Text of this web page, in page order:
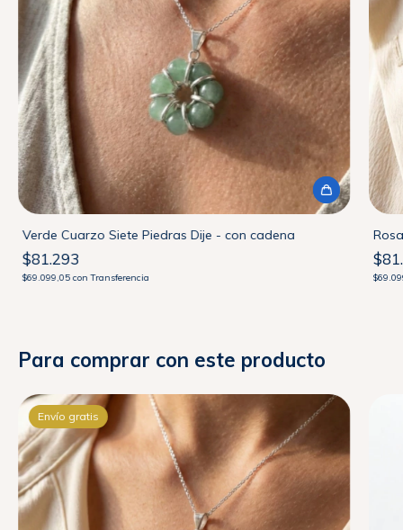
Verde Cuarzo Siete Piedras Dije - con cadena
$81.293
$69.099,05con Transferencia
Para comprar con este producto
Envío gratis